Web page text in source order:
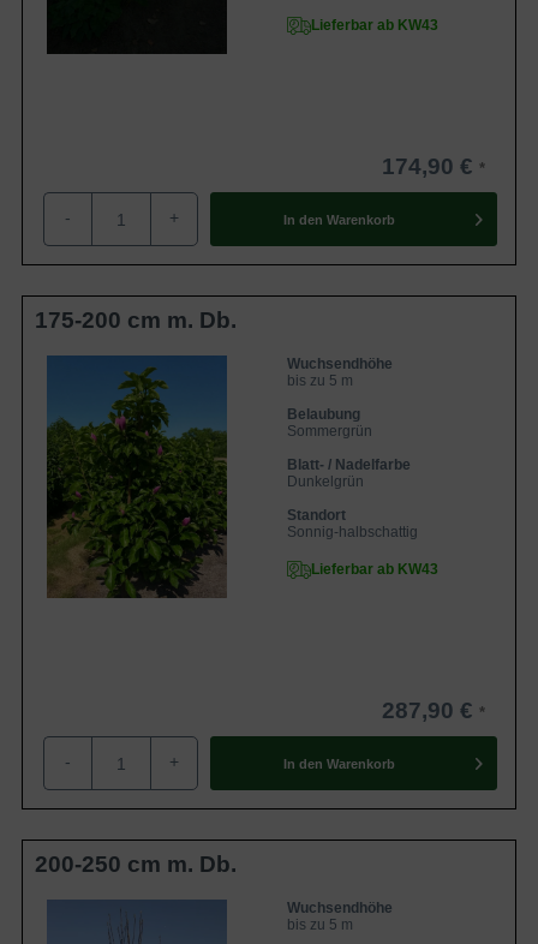
Lieferbar ab KW43
174,90 €
- + In den Warenkorb
175-200 cm m. Db.
Wuchsendhöhe
bis zu 5 m
Belaubung
Sommergrün
Blatt- / Nadelfarbe
Dunkelgrün
Standort
Sonnig-halbschattig
Lieferbar ab KW43
287,90 €
- + In den Warenkorb
200-250 cm m. Db.
Wuchsendhöhe
bis zu 5 m